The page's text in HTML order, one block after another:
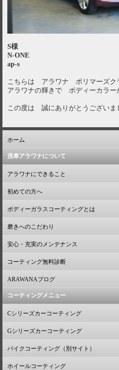
S様
N-ONE
ap-s
こちらは アラワナ ポリマーズク
アラワナの輝きで ボディーカラー
この度は 誠にありがとうございま
ホーム
洗車アラワナについて
アラワナにできること
初めての方へ
ボディーガラスコーティングとは
磨きへのこだわり
安心・充実のメンテナンス
コーティング無料診断
ARAWANAブログ
コーティングメニュー
Cシリーズカーコーティング
Gシリーズカーコーティング
バイクコーティング（別サイト）
ホイールコーティング